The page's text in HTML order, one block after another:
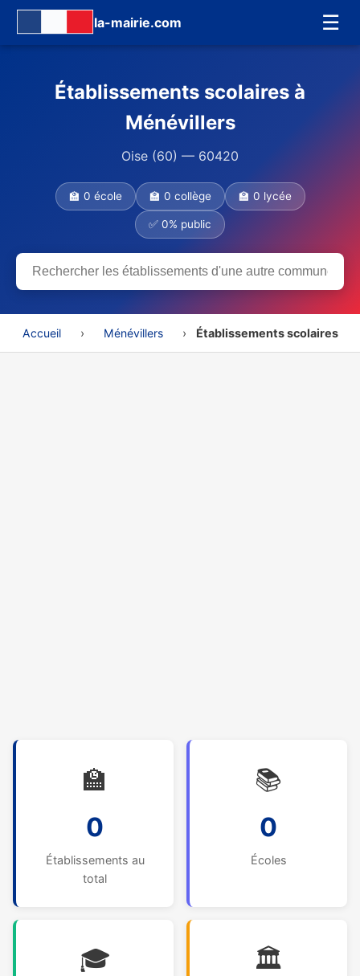
la-mairie.com ☰
Établissements scolaires à
Ménévillers
Oise (60) — 60420
🏫 0 école 🏫 0 collège 🏫 0 lycée
✅ 0% public
Accueil › Ménévillers › Établissements scolaires
🏫
0
Établissements au
total
📚
0
Écoles
🎓
🏛️